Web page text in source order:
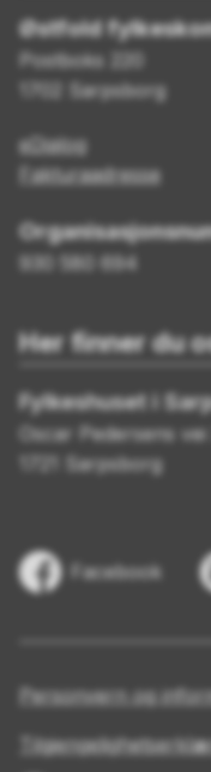
Østfold
Postboks 220
1702 Sarpsborg
eDialog
Fakturaadresse
930 580 694
Her finner du
Fylkeshuset i
Oscar Pedersens vei
1721 Sarpsborg
Facebook
Personvern og